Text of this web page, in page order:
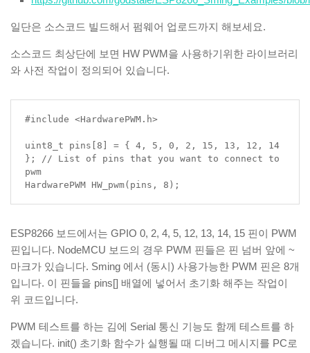
일단은 소스코드 빌드해서 펌웨어 업로드까지 해보세요.
소스코드 최상단에 보면 HW PWM을 사용하기위한 라이브러리
와 사전 작업이 정의되어 있습니다.
#include <HardwarePWM.h>
uint8_t pins[8] = { 4, 5, 0, 2, 15, 13, 12, 14
}; // List of pins that you want to connect to
pwm
HardwarePWM HW_pwm(pins, 8);
ESP8266 보드에서는 GPIO 0, 2, 4, 5, 12, 13, 14, 15 핀이 PWM
핀입니다. NodeMCU 보드의 경우 PWM 핀들은 핀 넘버 앞에 ~
마크가 있습니다. Sming 에서 (동시) 사용가능한 PWM 핀은 8개
입니다. 이 핀들을 pins[] 배열에 넣어서 초기화 해주는 작업이
위 코드입니다.
PWM 테스트를 하는 김에 Serial 통신 기능도 함께 테스트를 하
겠습니다. init() 초기화 함수가 실행될 때 디버그 메시지를 PC로